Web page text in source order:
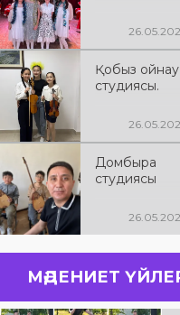
Қобыз ойнау
студиясы.
Домбыра
студиясы
МӘДЕНИЕТ